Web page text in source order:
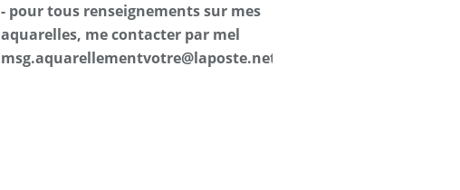
- pour tous renseignements sur mes
aquarelles, me contacter par mel
msg.aquarellementvotre@laposte.net